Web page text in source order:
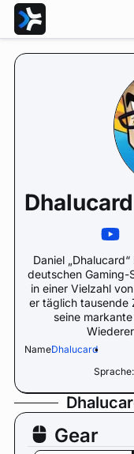
Dhalucard
Daniel
deutschen Gaming-
in einer Vielzahl
er täglich tausende
seine
Name:Dhalucard•
Sprache:
Gear